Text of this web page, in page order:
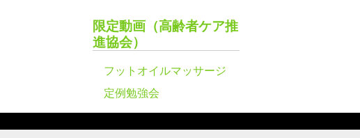
限定動画（高齢者ケア推
進協会）
フットオイルマッサージ
定例勉強会